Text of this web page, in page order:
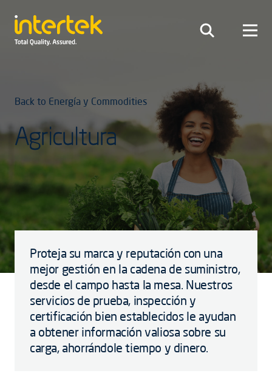
Back to Energía y Commodities
Agricultura
Proteja su marca y reputación con una
mejor gestión en la cadena de suministro,
desde el campo hasta la mesa. Nuestros
servicios de prueba, inspección y
certificación bien establecidos le ayudan
a obtener información valiosa sobre su
carga, ahorrándole tiempo y dinero.